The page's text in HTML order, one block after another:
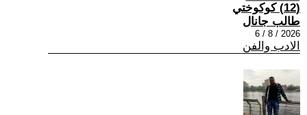
(12) كوكوختي
طالب جانال
2026 / 8 / 6
الادب والفن